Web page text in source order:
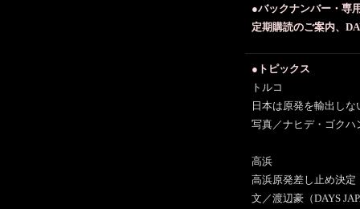
●バックナンバー・専
定期購読のご案内、
●トピックス
トルコ
日本は原発を輸出し
写真／ナヒデ・ゴクハ
高浜
高浜原発差し止め決
文／渡辺豪（DAYS